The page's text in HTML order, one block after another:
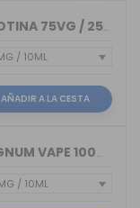
NICOKIT SALES DE NICOTINA 75VG / 25PG...
AÑADIR A LA CESTA
NICOKIT PREMIUM MAGNUM VAPE 100%VG 10ML